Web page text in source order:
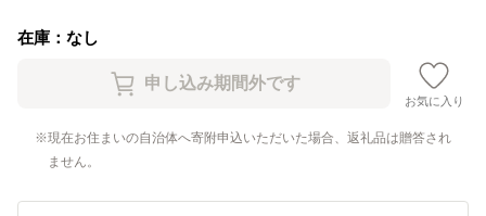
在庫：なし
お気に入り
現在お住まいの自治体へ寄附申込いただいた場合、返礼品は贈答され
ません。